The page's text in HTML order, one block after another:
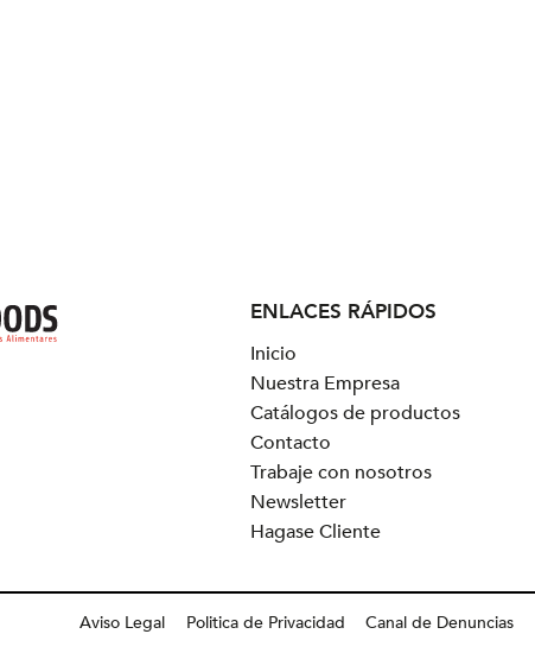
ENLACES RÁPIDOS
Inicio
Nuestra Empresa
Catálogos de productos
Contacto
Trabaje con nosotros
Newsletter
Hagase Cliente
Aviso Legal Politica de Privacidad Canal de Denuncias